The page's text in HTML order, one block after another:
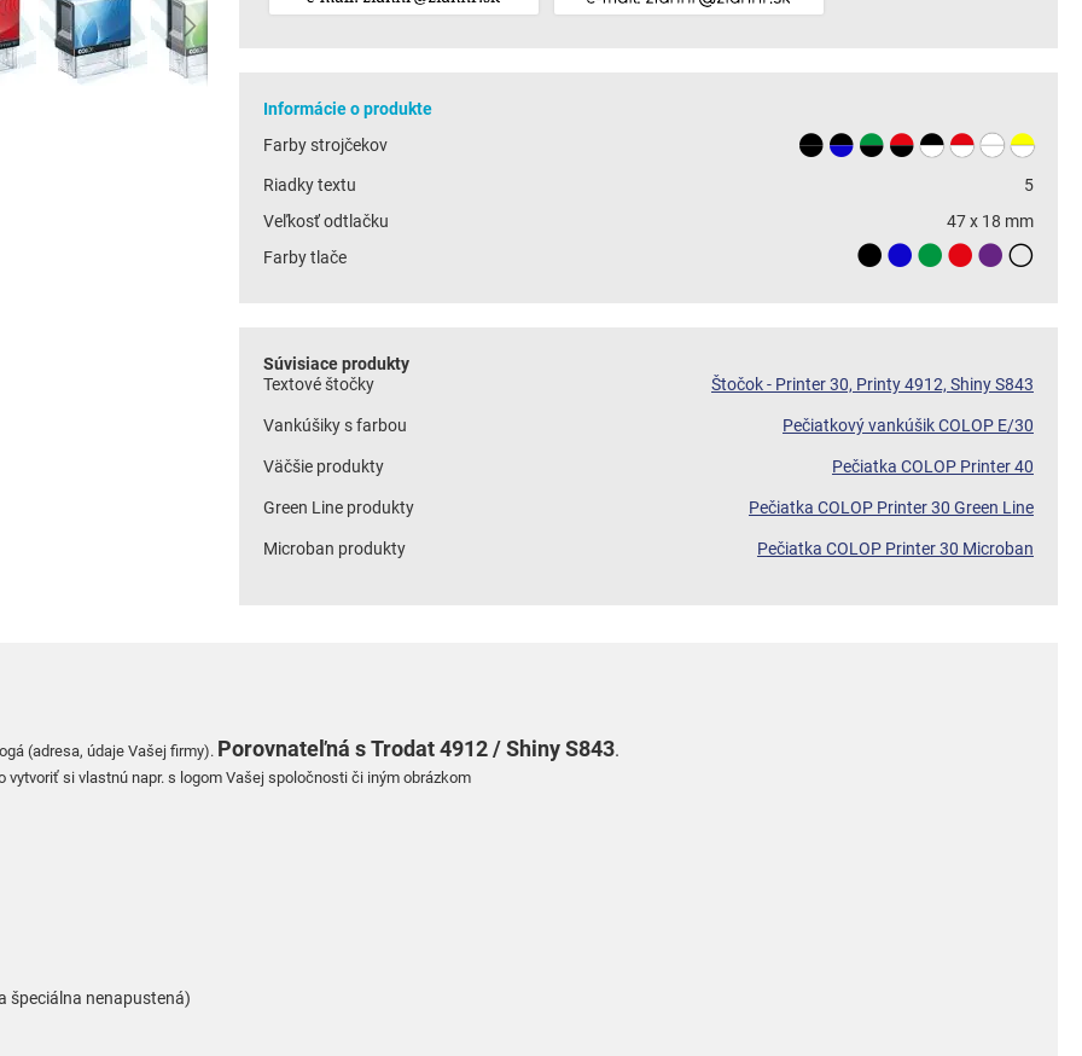
Informácie o produkte
Farby strojčekov
Riadky textu
5
Veľkosť odtlačku
47 x 18 mm
Farby tlače
Súvisiace produkty
Textové štočky
Štočok - Printer 30, Printy 4912, Shiny S843
Vankúšiky s farbou Pečiatkový vankúšik COLOP E/30
Väčšie produkty Pečiatka COLOP Printer 40
Green Line produkty Pečiatka COLOP Printer 30 Green Line
Microban produkty Pečiatka COLOP Printer 30 Microban
(adresa, údaje Vašej firmy). Porovnateľná sTrodat 4912 / Shiny S843.
si vlastnú napr. s logom Vašej spoločnosti či iným obrázkom
špeciálna nenapustená)